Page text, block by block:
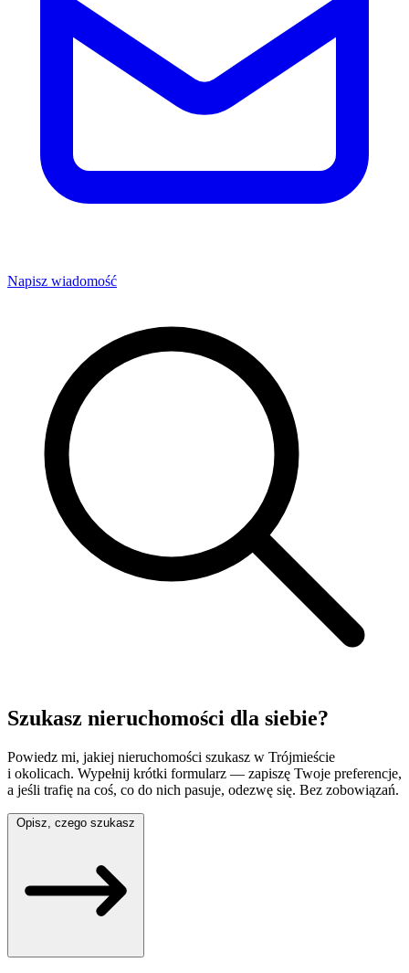
Napisz wiadomość
Szukasz nieruchomości dla siebie?
Powiedz mi, jakiej nieruchomości szukasz w Trójmieście
i okolicach. Wypełnij krótki formularz — zapiszę Twoje preferencje,
a jeśli trafię na coś, co do nich pasuje, odezwę się. Bez zobowiązań.
Opisz, czego szukasz